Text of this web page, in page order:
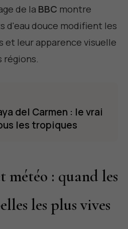
de la BBC montre
d'eau douce modifient les
et leur apparence visuelle
régions.
del Carmen : le vrai
les tropiques
météo : quand les
les plus vives